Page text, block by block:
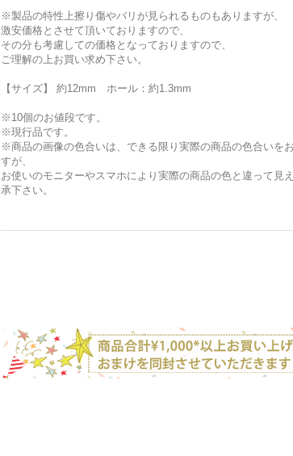
※製品の特性上擦り傷やバリが見られるものもありますが、
激安価格とさせて頂いておりますので、
その分も考慮しての価格となっておりますので、
ご理解の上お買い求め下さい。
【サイズ】 約12mm ホール：約1.3mm
※10個のお値段です。
※現行品です。
※商品の画像の色合いは、できる限り実際の商品の色合いを
すが、
お使いのモニターやスマホにより実際の商品の色と違って見
承下さい。